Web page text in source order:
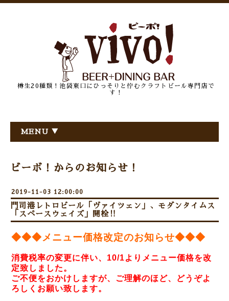
樽生20種類！池袋東口にひっそりと佇むクラフトビール専門店で
す！
MENU ▼
ビーボ！からのお知らせ！
2019-11-03 12:00:00
門司港レトロビール「ヴァイツェン」、モダンタイムス
「スペースウェイズ」開栓‼
◆◆◆メニュー価格改定のお知らせ◆◆◆
消費税率の変更に伴い、10/1よりメニュー価格を改
定致しました。
ご不便をおかけしますが、ご理解のほど、どうぞよ
ろしくお願い致します。